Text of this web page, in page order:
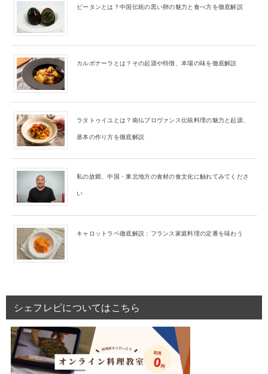
ピータンとは？中国伝統の黒い卵の魅力と食べ方を徹底解説
カルボナーラとは？その起源や特徴、本場の味を徹底解説
ラタトゥイユとは？南仏プロヴァンス伝統料理の魅力と起源、
基本の作り方を徹底解説
私の故郷、中国・東北地方の食材の食文化に触れてみてくださ
い
キャロットラペ徹底解説：フランス家庭料理の定番を味わう
シェフレピについてはこちら